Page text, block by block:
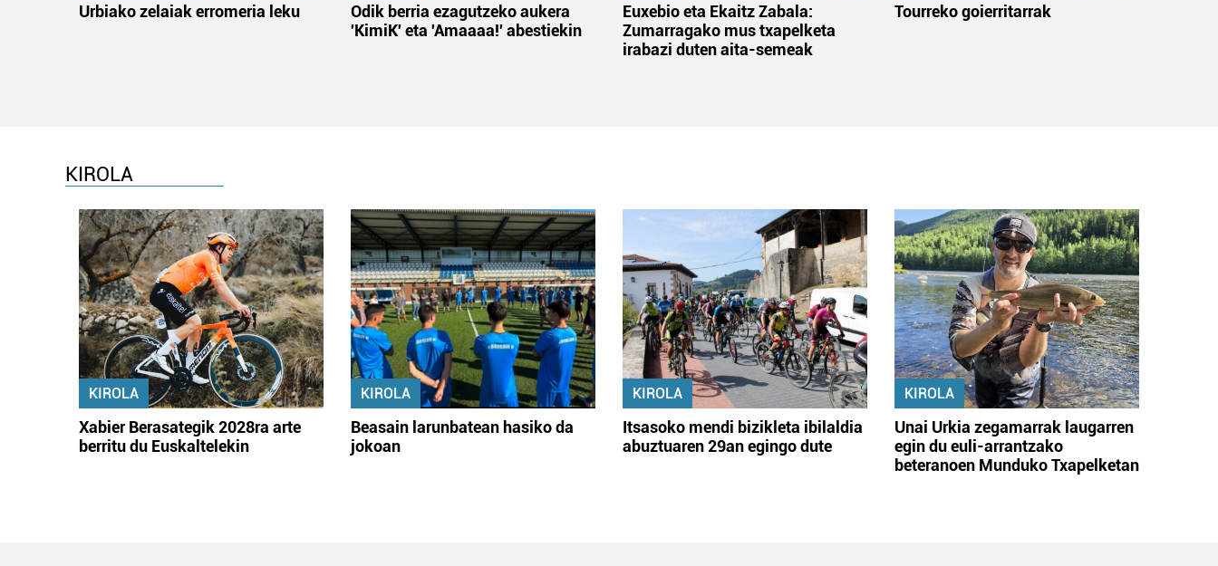
Urbiako zelaiak erromeria leku
Odik berria ezagutzeko aukera
'KimiK' eta 'Amaaaa!' abestiekin
Euxebio eta Ekaitz Zabala:
Zumarragako mus txapelketa
irabazi duten aita-semeak
Tourreko goierritarrak
KIROLA
KIROLA
Xabier Berasategik 2028ra arte
berritu du Euskaltelekin
KIROLA
Beasain larunbatean hasiko da
jokoan
KIROLA
Itsasoko mendi bizikleta ibilaldia
abuztuaren 29an egingo dute
KIROLA
Unai Urkia zegamarrak laugarren
egin du euli-arrantzako
beteranoen Munduko Txapelketan